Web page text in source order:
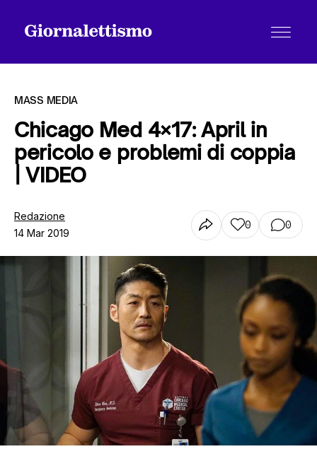
Tutti gli articoli
Chi siamo
Contatti
MASS MEDIA
Chicago Med 4×17: April in
pericolo e problemi di coppia
| VIDEO
Redazione
14 Mar 2019
0 0